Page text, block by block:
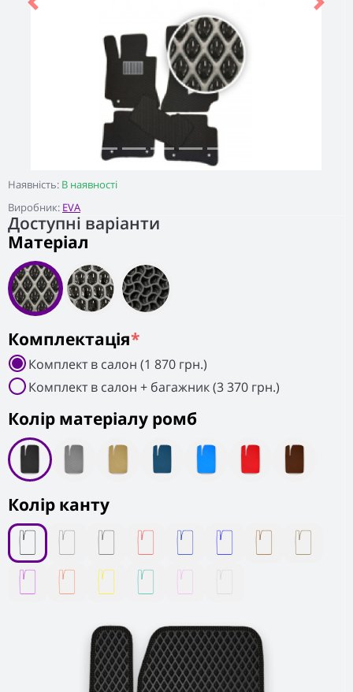
Наявність: В наявності
Виробник: EVA
Previous Next
Доступні варіанти
Матеріал
Колiр матеріалу ромб
Колір канту
Комплектація*
Комплект в салон (1 870 грн.)
Комплект в салон + багажник (3 370 грн.)